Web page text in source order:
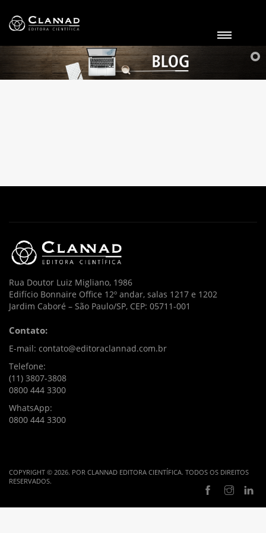
Rua Doutor Luiz Migliano, 1986
Edifício Bonnaire Office 12º andar, salas 1217 e 1202
Jardim Caboré – São Paulo/SP, CEP: 05711-001
Contato:
E-mail: contato@editoraclannad.com.br
Telefone:
(11) 3807-3808
0800 444 3300
WhatsApp:
0800 444 3300
COPYRIGHT © 2026. POR CLANNAD EDITORA CIENTÍFICA. TODOS OS DIREITOS
RESERVADOS.